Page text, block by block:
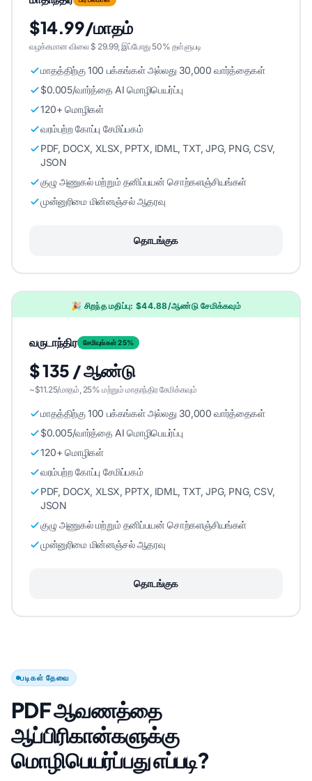
$14.99/மாதம்
வழக்கமான விலை $ 29.99, இப்போது 50% தள்ளுபடி
மாதத்திற்கு 100 பக்கங்கள் அல்லது 30,000 வார்த்தைகள்
$0.005/வார்த்தை AI மொழிபெயர்ப்பு
120+ மொழிகள்
வரம்பற்ற கோப்பு சேமிப்பகம்
PDF, DOCX, XLSX, PPTX, IDML, TXT, JPG, PNG, CSV,
JSON
குழு அணுகல் மற்றும் தனிப்பயன் சொற்களஞ்சியங்கள்
முன்னுரிமை மின்னஞ்சல் ஆதரவு
தொடங்குக
🎉 சிறந்த மதிப்பு: $44.88/ஆண்டு சேமிக்கவும்
வருடாந்திர சேமியுங்கள் 25%
$ 135 / ஆண்டு
~$11.25/மாதம், 25% மற்றும் மாதாந்திர சேமிக்கவும்
மாதத்திற்கு 100 பக்கங்கள் அல்லது 30,000 வார்த்தைகள்
$0.005/வார்த்தை AI மொழிபெயர்ப்பு
120+ மொழிகள்
வரம்பற்ற கோப்பு சேமிப்பகம்
PDF, DOCX, XLSX, PPTX, IDML, TXT, JPG, PNG, CSV,
JSON
குழு அணுகல் மற்றும் தனிப்பயன் சொற்களஞ்சியங்கள்
முன்னுரிமை மின்னஞ்சல் ஆதரவு
தொடங்குக
படிகள் தேவை
PDF ஆவணத்தை
ஆப்பிரிகான்களுக்கு
மொழிபெயர்ப்பது எப்படி?